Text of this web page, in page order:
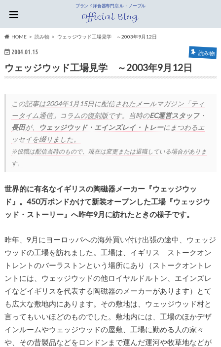
ブランド洋食器専門店 ル・ノーブル
HOME 読み物 ウェッジウッド工場見学 ～2003年9月12日
2004.01.15 読み物
ウェッジウッド工場見学 ～2003年9月12日
この記事は2004年1月15日に配信されたメールマガジン「ティ
ータイム通信」コラムの復刻版です。当時のEC運営スタッフ・
長田が、 ウェッジウッド・エインズレイ・トレーにまつわるエ
ッセイを綴りました。
※役職は配信当時のもので、現在は変更または退職している場合がありま
す。
世界的に有名なイギリスの陶磁器メーカー『ウェッジウッ
ド』。450万ポンドかけて新装オープンした工場『ウェッジウ
ッド・ストーリー』へ昨年9月に訪れたときの様子です。
昨年、9月にヨーロッパへの海外買い付け出張の途中、ウェッジ
ウッドの工場を訪れました。工場は、イギリス ストークオン
トレントのバーラストンという場所にあり（ストークオントレ
ントには、ウェッジウッドの他ロイヤルドルトン、エインズレ
イなどイギリスを代表する陶磁器のメーカーがあります）とて
も広大な敷地内にあります。その敷地は、ウェッジウッド村と
言ってもいいほどのものでした。敷地内には、工場のほかデザ
インルームやウェッジウッドの屋敷、工場に勤める人の家々
や、その昔製品などをロンドンまで運んだ運河や牧草地などが